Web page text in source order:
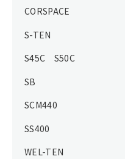
CORSPACE
S-TEN
S45C S50C
SB
SCM440
SS400
WEL-TEN